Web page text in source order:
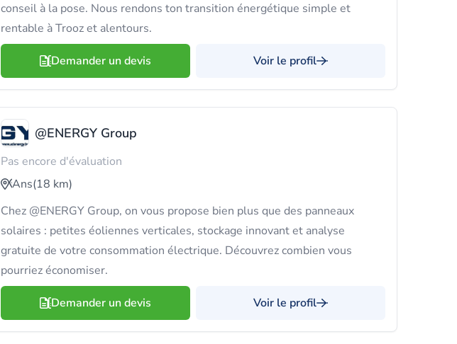
conseil à la pose. Nous rendons ton transition énergétique simple et
rentable à Trooz et alentours.
Demander un devis Voir le profil
@ENERGY Group
Pas encore d'évaluation
Ans(18 km)
Chez @ENERGY Group, on vous propose bien plus que des panneaux
solaires : petites éoliennes verticales, stockage innovant et analyse
gratuite de votre consommation électrique. Découvrez combien vous
pourriez économiser.
Demander un devis Voir le profil